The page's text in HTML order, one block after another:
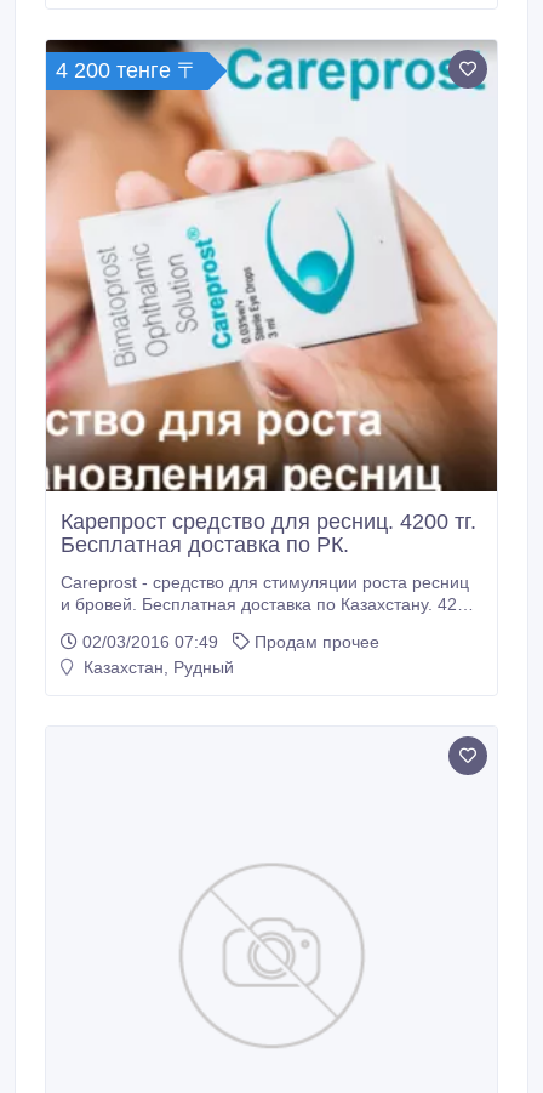
другого транспорта; - Перенос, упаковка,
маркировка, сортировка товаров и грузов; -
организации переезда ( офис, склады ); - Вынос
строительного мусора; - Демонтажные работы -
Снегоуборочные работы дворов, промышленных и
других территорий.
4 200 тенге 〒
Карепрост средство для ресниц. 4200 тг.
Бесплатная доставка по РК.
Careprost - средство для стимуляции роста ресниц
и бровей. Бесплатная доставка по Казахстану. 4200
применения Вы увидите результат: ресницы станут
заметно длинее, толще и темнее. Карепрост
02/03/2016 07:49
Продам прочее
Казахстан, Рудный